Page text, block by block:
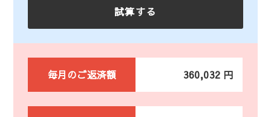
毎月のご返済額 360,032 円